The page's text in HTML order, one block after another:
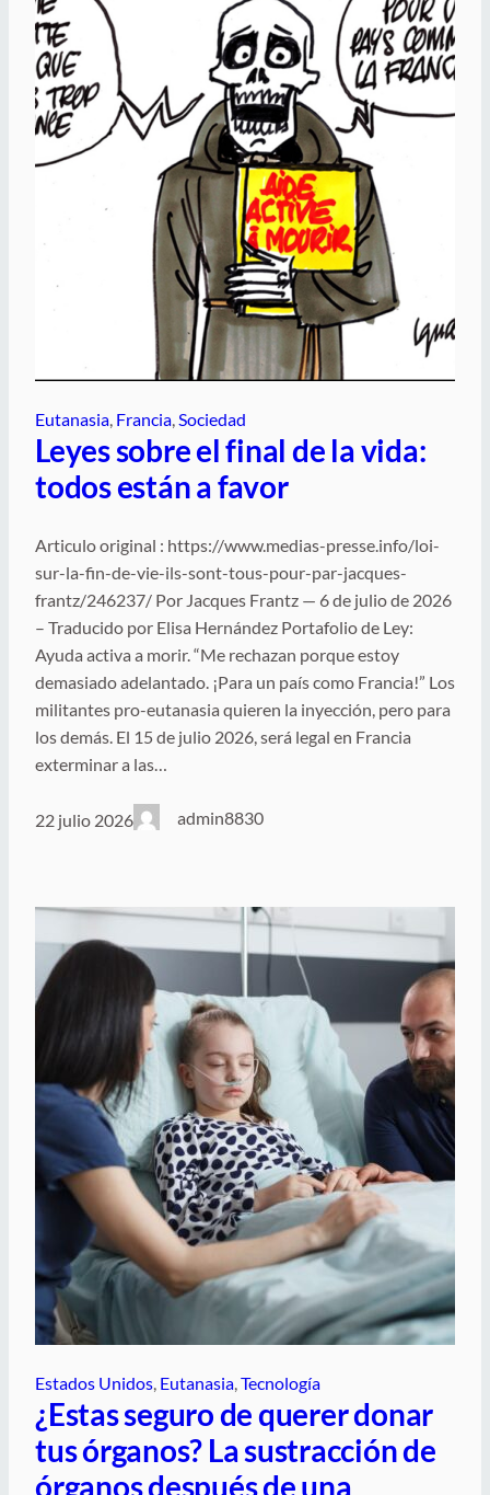
Eutanasia, Francia, Sociedad
Leyes sobre el final de la vida:
todos están a favor
Articulo original : https://www.medias-presse.info/loi-
sur-la-fin-de-vie-ils-sont-tous-pour-par-jacques-
frantz/246237/ Por Jacques Frantz — 6 de julio de 2026
– Traducido por Elisa Hernández Portafolio de Ley:
Ayuda activa a morir. “Me rechazan porque estoy
demasiado adelantado. ¡Para un país como Francia!” Los
militantes pro-eutanasia quieren la inyección, pero para
los demás. El 15 de julio 2026, será legal en Francia
exterminar a las…
22 julio 2026 admin8830
Estados Unidos, Eutanasia, Tecnología
¿Estas seguro de querer donar
tus órganos? La sustracción de
órganos después de una